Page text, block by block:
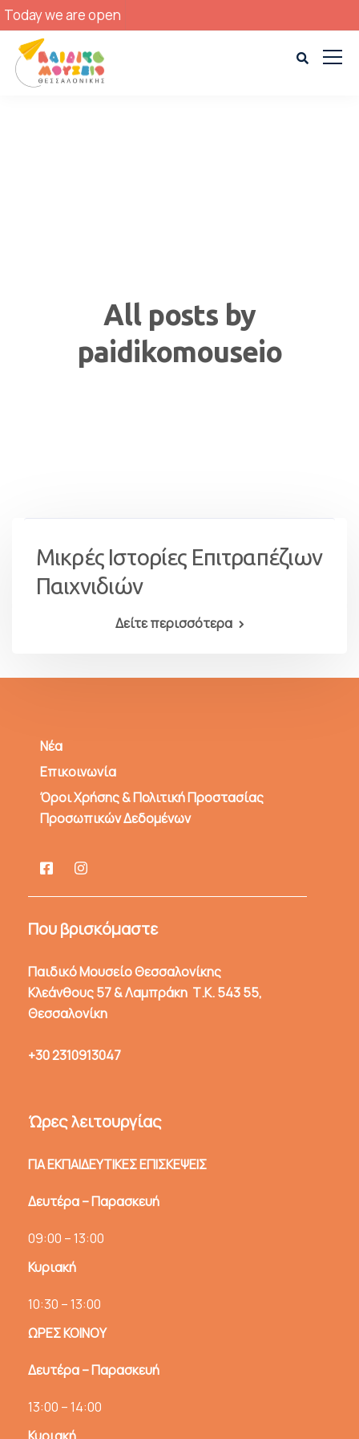
Today we are open
All posts by
paidikomouseio
Μικρές Ιστορίες Επιτραπέζιων
Παιχνιδιών
Δείτε περισσότερα
Νέα
Επικοινωνία
Όροι Χρήσης & Πολιτική Προστασίας
Προσωπικών Δεδομένων
Που βρισκόμαστε
Παιδικό Μουσείο Θεσσαλονίκης
Κλεάνθους 57 & Λαμπράκη Τ.Κ. 543 55,
Θεσσαλονίκη
+30 2310913047
Ώρες λειτουργίας
ΓΙΑ ΕΚΠΑΙΔΕΥΤΙΚΕΣ ΕΠΙΣΚΕΨΕΙΣ
Δευτέρα – Παρασκευή
09:00 – 13:00
Κυριακή
10:30 – 13:00
ΩΡΕΣ ΚΟΙΝΟΥ
Δευτέρα – Παρασκευή
13:00 – 14:00